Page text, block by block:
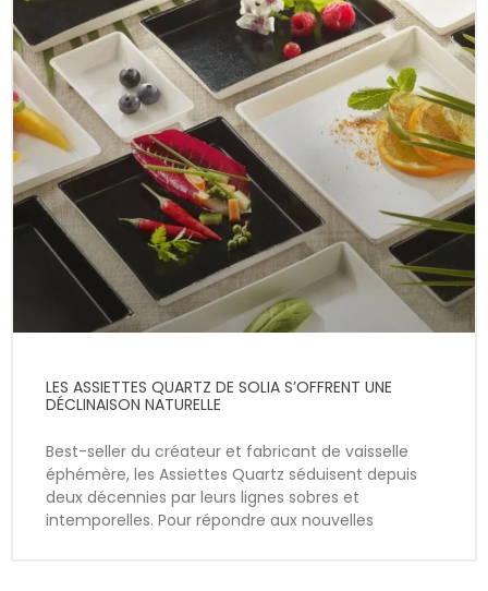
LES ASSIETTES QUARTZ DE SOLIA S’OFFRENT UNE
DÉCLINAISON NATURELLE
Best-seller du créateur et fabricant de vaisselle
éphémère, les Assiettes Quartz séduisent depuis
deux décennies par leurs lignes sobres et
intemporelles. Pour répondre aux nouvelles